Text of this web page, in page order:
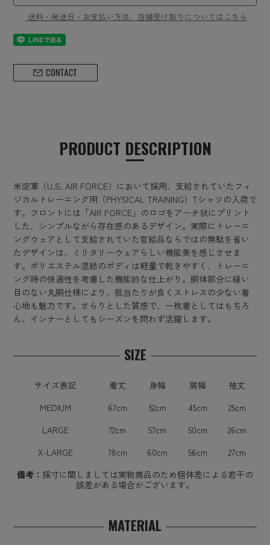
送料・発送日・お支払い方法、店舗受け取りについてはこちら
PRODUCT DESCRIPTION
米空軍（U.S. AIR FORCE）において採用、支給されていたフィ
ジカルトレーニング用（PHYSICAL TRAINING）Tシャツの入荷で
す。フロントには「AIR FORCE」のロゴをアーチ状にプリント
した、シンプルながら存在感のあるデザイン。実際にトレーニ
ングウェアとして支給されていた官給品ならではの無駄を省い
たデザインは、ミリタリーウェアらしい機能美を感じさせま
す。ポリエステル混紡のボディは軽量で乾きやすく、トレーニ
ング時の快適性を考慮した機能的な仕上がり。胴体部分に縫い
目のない丸胴仕様により、肌当たりが良くストレスの少ない着
心地も魅力です。さらりとした質感で、一枚着としてはもちろ
ん、インナーとしてもシーズンを問わず活躍します。
SIZE
サイズ表記 着丈 身幅 肩幅
袖丈
MEDIUM
67cm 52cm 45cm
25cm
LARGE
72cm 57cm 50cm
26cm
X-LARGE
78cm 60cm 56cm
27cm
備考： 採寸に関しましては実物商品のため個体差による若干の
誤差がある場合がございます。
MATERIAL